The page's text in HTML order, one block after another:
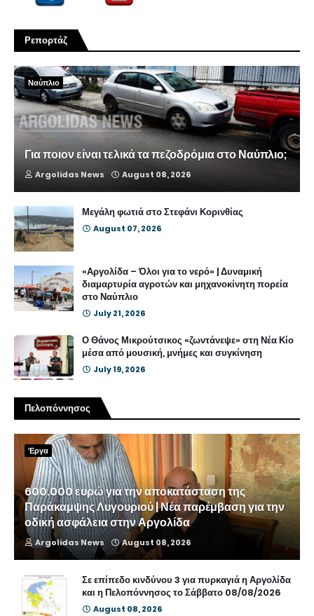
Ρεπορτάζ
Ναύπλιο
Για ποιον είναι τελικά τα πεζοδρόμια στο Ναύπλιο;
Argolidas News August 08, 2026
Μεγάλη φωτιά στο Στεφάνι Κορινθίας
August 07, 2026
«Αργολίδα – Όλοι για το νερό» | Δυναμική
διαμαρτυρία αγροτών και μηχανοκίνητη πορεία
στο Ναύπλιο
July 21, 2026
Ο Θάνος Μικρούτσικος «ζωντάνεψε» στη Νέα Κίο
μέσα από μουσική, μνήμες και συγκίνηση
July 19, 2026
Πελοπόννησος
Έργα
600.000 ευρώ για την αποκατάσταση της
Παράκαμψης Λυγουριού | Νέα παρέμβαση για την
οδική ασφάλεια στην Αργολίδα
Argolidas News August 08, 2026
Σε επίπεδο κινδύνου 3 για πυρκαγιά η Αργολίδα
και η Πελοπόννησος το Σάββατο 08/08/2026
August 08, 2026